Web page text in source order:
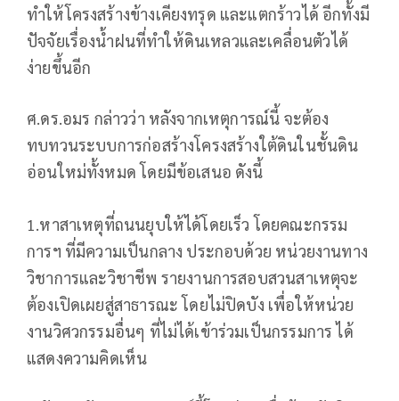
ทำให้โครงสร้างข้างเคียงทรุด และแตกร้าวได้ อีกทั้งมี
ปัจจัยเรื่องน้ำฝนที่ทำให้ดินเหลวและเคลื่อนตัวได้
ง่ายขึ้นอีก
ศ.ดร.อมร กล่าวว่า หลังจากเหตุการณ์นี้ จะต้อง
ทบทวนระบบการก่อสร้างโครงสร้างใต้ดินในชั้นดิน
อ่อนใหม่ทั้งหมด โดยมีข้อเสนอ ดังนี้
1.หาสาเหตุที่ถนนยุบให้ได้โดยเร็ว โดยคณะกรรม
การฯ ที่มีความเป็นกลาง ประกอบด้วย หน่วยงานทาง
วิชาการและวิชาชีพ รายงานการสอบสวนสาเหตุจะ
ต้องเปิดเผยสู่สาธารณะ โดยไม่ปิดบัง เพื่อให้หน่วย
งานวิศวกรรมอื่นๆ ที่ไม่ได้เข้าร่วมเป็นกรรมการ ได้
แสดงความคิดเห็น